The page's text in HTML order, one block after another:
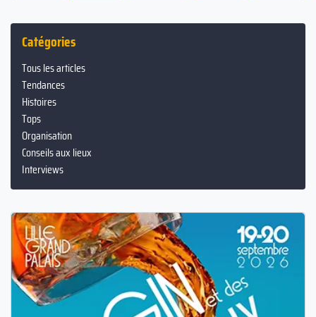
Catégories
Tous les articles
Tendances
Histoires
Tops
Organisation
Conseils aux lieux
Interviews